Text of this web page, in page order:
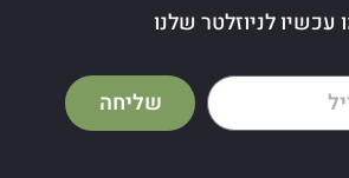
עכשיו לניוזלטר שלנו
שליחה